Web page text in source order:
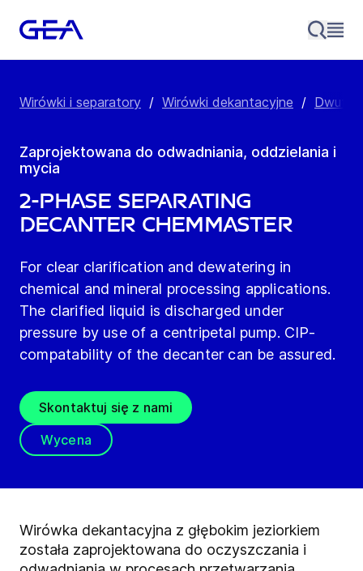
Wirówki i separatory / Wirówki dekantacyjne /
Zaprojektowana do odwadniania, oddzielania i
mycia
2-Phase Separating
Decanter chemMaster
For clear clarification and dewatering in
chemical and mineral processing applications.
The clarified liquid is discharged under
pressure by use of a centripetal pump. CIP-
compatability of the decanter can be assured.
Skontaktuj się z nami
Wycena
Wirówka dekantacyjna z głębokim jeziorkiem
została zaprojektowana do oczyszczania i